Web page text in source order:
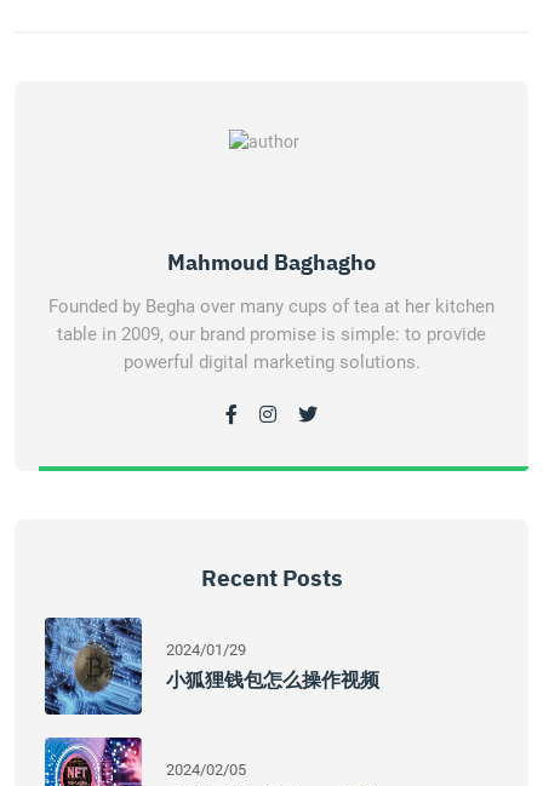
Mahmoud Baghagho
Founded by Begha over many cups of tea at her kitchen
table in 2009, our brand promise is simple: to provide
powerful digital marketing solutions.
Recent Posts
2024/01/29
小狐狸钱包怎么操作视频
2024/02/05